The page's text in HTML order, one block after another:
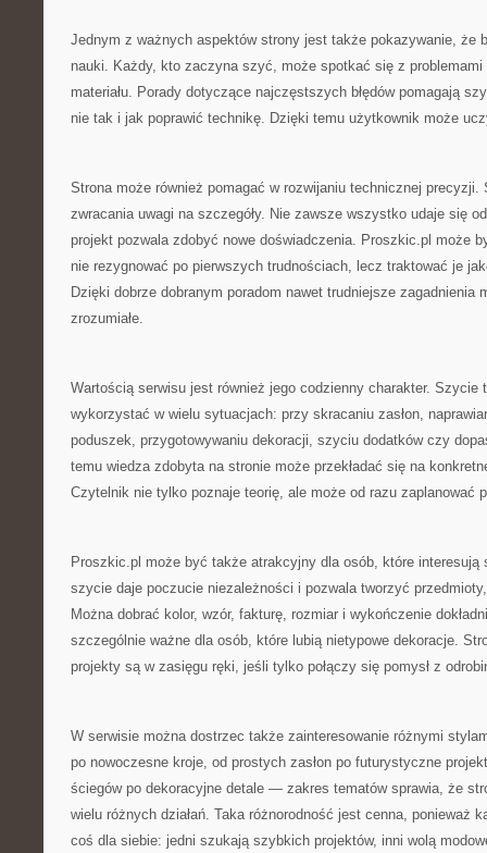
Jednym z ważnych aspektów strony jest także pokazywanie, że
nauki. Każdy, kto zaczyna szyć, może spotkać się z
materiału. Porady dotyczące najczęstszych błędów pomagają
nie tak i jak poprawić technikę. Dzięki temu użytkownik może
Strona może również pomagać w rozwijaniu technicznej
zwracania uwagi na szczegóły. Nie zawsze wszystko udaje się
projekt pozwala zdobyć nowe doświadczenia. Proszkic.pl może
nie rezygnować po pierwszych trudnościach, lecz traktować je
Dzięki dobrze dobranym poradom nawet trudniejsze zagadnienia
zrozumiałe.
Wartością serwisu jest również jego codzienny charakter. Szycie
wykorzystać w wielu sytuacjach: przy skracaniu zasłon,
poduszek, przygotowywaniu dekoracji, szyciu dodatków czy
temu wiedza zdobyta na stronie może przekładać się na
Czytelnik nie tylko poznaje teorię, ale może od razu zaplanować
Proszkic.pl może być także atrakcyjny dla osób, które interesują
szycie daje poczucie niezależności i pozwala tworzyć
Można dobrać kolor, wzór, fakturę, rozmiar i wykończenie
szczególnie ważne dla osób, które lubią nietypowe dekoracje.
projekty są w zasięgu ręki, jeśli tylko połączy się pomysł z
W serwisie można dostrzec także zainteresowanie różnymi
po nowoczesne kroje, od prostych zasłon po futurystyczne
ściegów po dekoracyjne detale — zakres tematów sprawia, że
wielu różnych działań. Taka różnorodność jest cenna, ponieważ
coś dla siebie: jedni szukają szybkich projektów, inni wolą